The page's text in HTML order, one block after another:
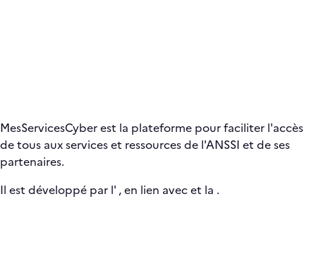
MesServicesCyber est la plateforme pour faciliter l'accès
de tous aux services et ressources de l'ANSSI et de ses
partenaires.
Il est développé par l' , en lien avecet la .